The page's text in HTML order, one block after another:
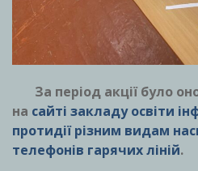
За період акції було
на сайті закладу освіти
протидії різним видам
телефонів гарячих ліній.